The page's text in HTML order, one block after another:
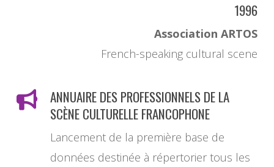
1996
Association ARTOS
French-speaking cultural scene
ANNUAIRE DES PROFESSIONNELS DE LA
SCÈNE CULTURELLE FRANCOPHONE
Lancement de la première base de
données destinée à répertorier tous les